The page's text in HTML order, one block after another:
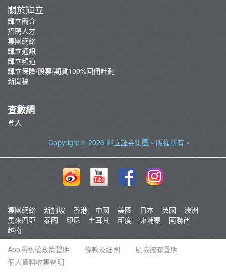
輝立証券開戶優惠總覽
關於輝立
輝立簡介
招聘人才
集團網絡
輝立通訊
輝立頻道
輝立保險/股票/期貨100%回佣計劃
新聞稿
查數網
登入
Copyright © 2026 輝立証券集團 。版權所有。
集團網絡 新加坡 香港 中國 美國 日本 英國
澳洲
馬來西亞
泰國 印尼 土耳其 印度 柬埔寨
阿聯酋
越南
App隱私權政策聲明
條款及細則
風險披露聲明
個人資料收集聲明